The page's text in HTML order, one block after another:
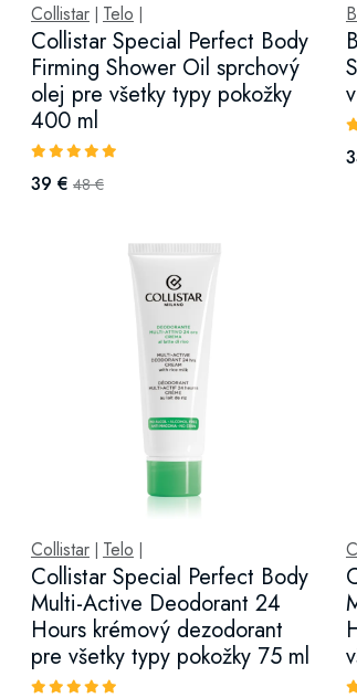
Collistar| Telo
Collistar Special Perfect Body
Firming Shower Oil sprchový
olej pre všetky typy pokožky
400 ml
39 € 48 €
Collistar| Telo
Collistar Special Perfect Body
Multi-Active Deodorant 24
Hours krémový dezodorant
pre všetky typy pokožky 75 ml